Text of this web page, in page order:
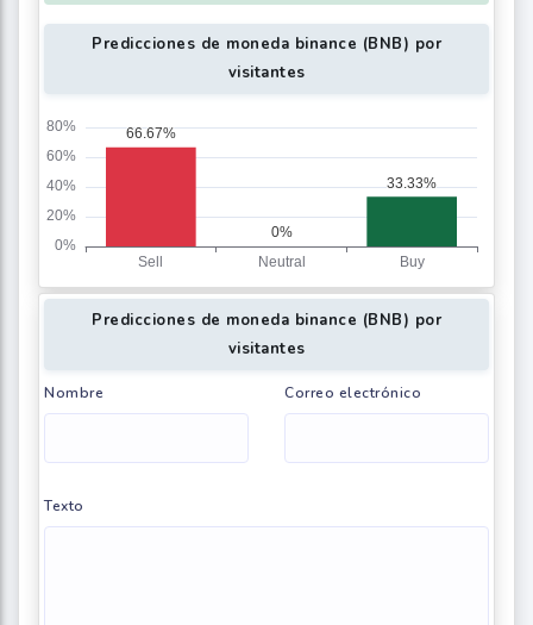
Predicciones de moneda binance (BNB) por
visitantes
Predicciones de moneda binance (BNB) por
visitantes
Nombre Correo electrónico
Texto